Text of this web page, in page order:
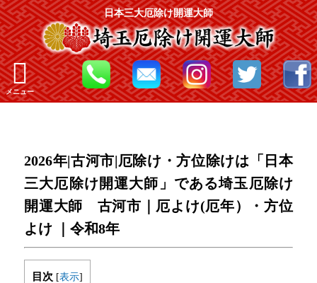
日本三大厄除け開運大師
メニュー
2026年|古河市|厄除け・方位除けは「日本
三大厄除け開運大師」である埼玉厄除け
開運大師 古河市｜厄よけ(厄年）・方位
よけ ｜令和8年
目次 [表示]